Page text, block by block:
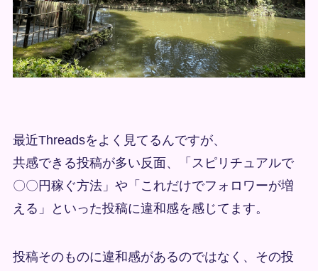
最近Threadsをよく見てるんですが、
共感できる投稿が多い反面、「スピリチュアルで
〇〇円稼ぐ方法」や「これだけでフォロワーが増
える」といった投稿に違和感を感じてます。
投稿そのものに違和感があるのではなく、その投